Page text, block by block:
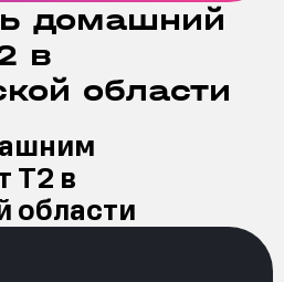
домашний
в
области
Т2 в
области